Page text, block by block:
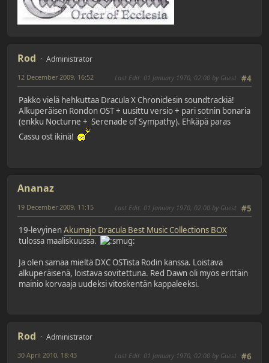
Rod Administrator
#4
12 December 2009, 16:52 Last Edit: 01 January 1970, 02:00 by Guest
Pakko vielä hehkuttaa Dracula X Chroniclesin soundtrackiä!
Alkuperäisen Rondon OST + uusittu versio + pari sotnin bonaria
(enkku Nocturne + Serenade of Sympathy). Ehkäpä paras
Cassu ost ikinä!
Ananaz
#5
19 December 2009, 11:15 Last Edit: 01 January 1970, 02:00 by Guest
19-levyinenAkumajo Dracula Best Music Collections BOX
tulossa maaliskuussa.
Ja olen samaa mieltä DXC OSTista Rodin kanssa. Loistava
alkuperäisenä, loistava sovitettuna. Red Dawn oli myös erittäin
mainio korvaaja uudeksi vitoskentän kappaleeksi.
Rod Administrator
#6
30 April 2010, 18:43 Last Edit: 01 January 1970, 02:00 by Guest